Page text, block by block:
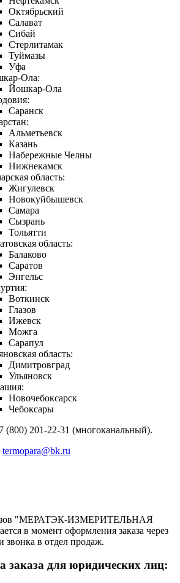
Октябрьский
Салават
Сибай
Стерлитамак
Туймазы
Уфа
Ола:
Йошкар-Ола
Саранск
Альметьевск
Казань
Набережные Челны
Нижнекамск
область:
Жигулевск
Новокуйбышевск
Самара
Сызрань
Тольятти
область:
Балаково
Саратов
Энгельс
Воткинск
Глазов
Ижевск
Можга
Сарапул
область:
Димитровград
Ульяновск
Новочебоксарск
Чебоксары
(800) 201-22-31 (многоканальный).
termopara@bk.ru
"МЕРАТЭК-ИЗМЕРИТЕЛЬНАЯ
в момент оформления заказа через
звонка в отдел продаж.
заказа для юридических лиц: